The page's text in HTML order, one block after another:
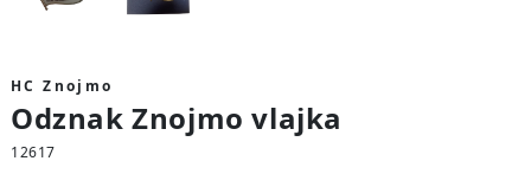
HC Znojmo
Odznak Znojmo vlajka
12617